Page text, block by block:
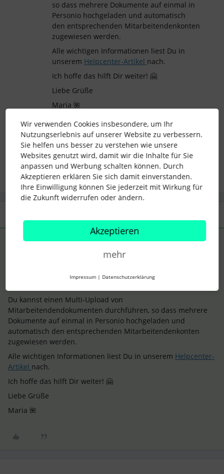
so dass mehrere Dokumente auf einmal in
Personio hochgeladen und automatisch
den entsprechenden Mitarbeitendenkonten
zugewiesen werden.
Alle wichtigen Informationen liest Du in
unserem Helpcenter-Artikel nach.
Ich hoffe das hilft Dir weiter! 🤗
Liebe Grüße
Maria 🌺
import dokumente
Maria Langer ANTWORT Forum|Forum|3 years ago
Danke, dass Du Dich mit dieser Frage hier in der Community
Du kannst einen Multi-Upload von
Mitarbeitendendokumenten durchführen, so dass mehrere
Dokumente auf einmal in Personio hochgeladen und
automatisch den entsprechenden Mitarbeitendenkonten
zugewiesen werden.
Alle wichtigen Informationen liest Du in unserem Helpcenter-
Artikel nach.
Ich hoffe das hilft Dir weiter! 🤗
Liebe Grüße
Maria 🌺
Wir verwenden Cookies insbesondere, um Ihr
Nutzungserlebnis auf unserer Website zu verbessern.
Sie helfen uns besser zu verstehen wie unsere
Websites genutzt wird, damit wir die Inhalte für Sie
anpassen und Werbung schalten können. Durch
Akzeptieren erklären Sie sich damit einverstanden.
Ihre Einwilligung können Sie jederzeit mit Wirkung für
die Zukunft widerrufen oder ändern.
Akzeptieren
mehr
Impressum | Datenschutzerklärung